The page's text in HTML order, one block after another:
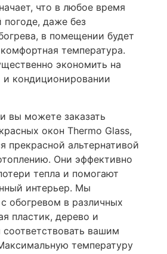
что в любое время
даже без
в помещении будет
температура.
экономить на
кондиционировании
вы можете заказать
окон Thermo Glass,
прекрасной альтернативой
Они эффективно
тепла и помогают
интерьер. Мы
обогревом в различных
пластик, дерево и
вашим
температуру